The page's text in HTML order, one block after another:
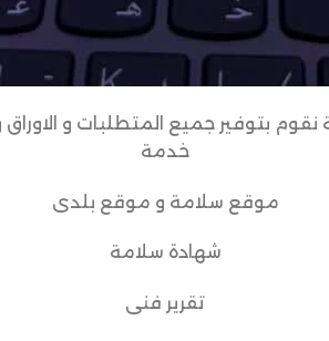
نقوم بتوفير جميع المتطلبات و
خدمة
موقع سلامة و موقع بلدى
شهادة سلامة
تقرير فنى